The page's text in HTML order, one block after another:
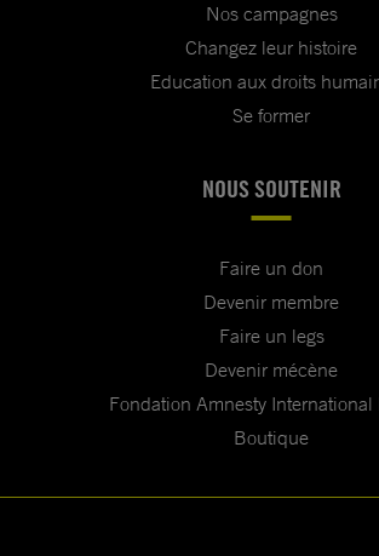
Nos campagnes
Changez leur histoire
Education aux droits
Se former
NOUS SOUTENIR
Faire un don
Devenir membre
Faire un legs
Devenir mécène
Fondation Amnesty International
Boutique